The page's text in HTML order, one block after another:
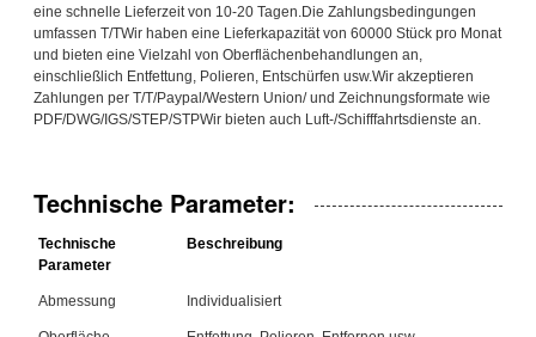
eine schnelle Lieferzeit von 10-20 Tagen.Die Zahlungsbedingungen
umfassen T/TWir haben eine Lieferkapazität von 60000 Stück pro Monat
und bieten eine Vielzahl von Oberflächenbehandlungen an,
einschließlich Entfettung, Polieren, Entschürfen usw.Wir akzeptieren
Zahlungen per T/T/Paypal/Western Union/ und Zeichnungsformate wie
PDF/DWG/IGS/STEP/STPWir bieten auch Luft-/Schifffahrtsdienste an.
Technische Parameter:
Technische
Parameter
Beschreibung
Abmessung Individualisiert